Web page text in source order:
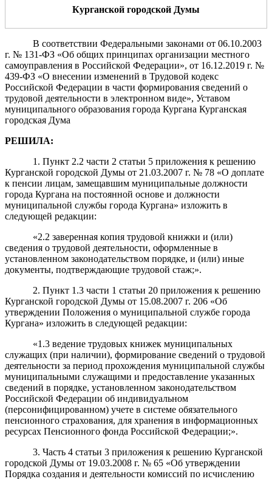
Курганской городской Думы
В соответствии Федеральными законами от 06.10.2003
г. № 131-ФЗ «Об общих принципах организации местного
самоуправления в Российской Федерации», от 16.12.2019 г. №
439-ФЗ «О внесении изменений в Трудовой кодекс
Российской Федерации в части формирования сведений о
трудовой деятельности в электронном виде», Уставом
муниципального образования города Кургана Курганская
городская Дума
РЕШИЛА:
1. Пункт 2.2 части 2 статьи 5 приложения к решению
Курганской городской Думы от 21.03.2007 г. № 78 «О доплате
к пенсии лицам, замещавшим муниципальные должности
города Кургана на постоянной основе и должности
муниципальной службы города Кургана» изложить в
следующей редакции:
«2.2 заверенная копия трудовой книжки и (или)
сведения о трудовой деятельности, оформленные в
установленном законодательством порядке, и (или) иные
документы, подтверждающие трудовой стаж;».
2. Пункт 1.3 части 1 статьи 20 приложения к решению
Курганской городской Думы от 15.08.2007 г. 206 «Об
утверждении Положения о муниципальной службе города
Кургана» изложить в следующей редакции:
«1.3 ведение трудовых книжек муниципальных
служащих (при наличии), формирование сведений о трудовой
деятельности за период прохождения муниципальной службы
муниципальными служащими и предоставление указанных
сведений в порядке, установленном законодательством
Российской Федерации об индивидуальном
(персонифицированном) учете в системе обязательного
пенсионного страхования, для хранения в информационных
ресурсах Пенсионного фонда Российской Федерации;».
3. Часть 4 статьи 3 приложения к решению Курганской
городской Думы от 19.03.2008 г. № 65 «Об утверждении
Порядка создания и деятельности комиссий по исчислению